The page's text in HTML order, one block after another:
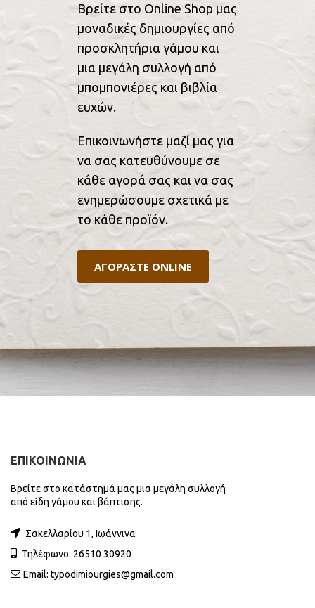
Βρείτε στο Online Shop μας
μοναδικές δημιουργίες από
προσκλητήρια γάμου και
μια μεγάλη συλλογή από
μπομπονιέρες και βιβλία
ευχών.
Επικοινωνήστε μαζί μας για
να σας κατευθύνουμε σε
κάθε αγορά σας και να σας
ενημερώσουμε σχετικά με
το κάθε προϊόν.
ΑΓΟΡΑΣΤΕ ONLINE
ΕΠΙΚΟΙΝΩΝΙΑ
Βρείτε στο κατάστημά μας μια μεγάλη συλλογή
από είδη γάμου και βάπτισης.
Σακελλαρίου 1, Ιωάννινα
Τηλέφωνο: 26510 30920
Email: typodimiourgies@gmail.com